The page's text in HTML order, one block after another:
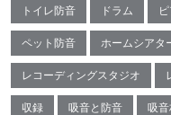
トイレ防音 ドラム
ペット防音 ホームシアタ
レコーディングスタジオ
収録 吸音と防音 吸